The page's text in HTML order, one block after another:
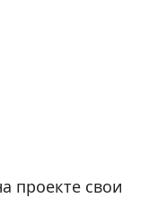
проекте свои